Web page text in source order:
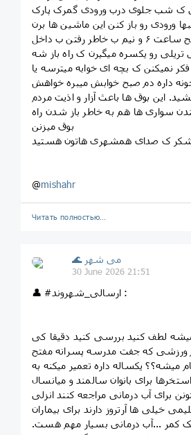
ک شب جلوی درب ورودی گمرک پارک
ورودی رو باز کنن این ماشین ها برن
داخل یا اینکه صبح ساعت ۶ و نیم ب خاطر رفتن ب داخل
تریلی رو یکسره میگیرن ک راه باز شه
نمیکنن ک بچه ای خوابه میترسه یا
داره دم صبح خوابش میبره خواهش
این بوق ها باعث آزار و اذیت مردم
سواری ها هم به خاطر باز شدن راه
بوق میزنن
ک صدای همشهری هاتون هستید
@mishahr
Читать полностью…
🌊 می شهر
30 June 2026 21:51
👤 #ارسالی_شهروند :
لطف کنید بررسی کنید دقیقا کی
ورزشی که جفت مدرسه پسرانه مفتح
یکساله داره تعمیر میکنه به
برای بانوان سالمند و میانسال
برای آب درمانی مراجعه کنند انزلی
خیلی ها آرتروز دارند برای بیماران
کمر ...آب درمانی بسیار مهم هست‌.